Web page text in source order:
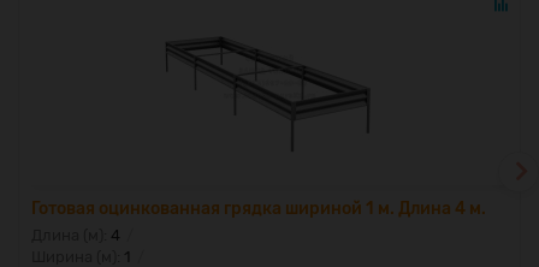
Готовая оцинкованная грядка шириной 1 м. Длина 4 м.
4
1